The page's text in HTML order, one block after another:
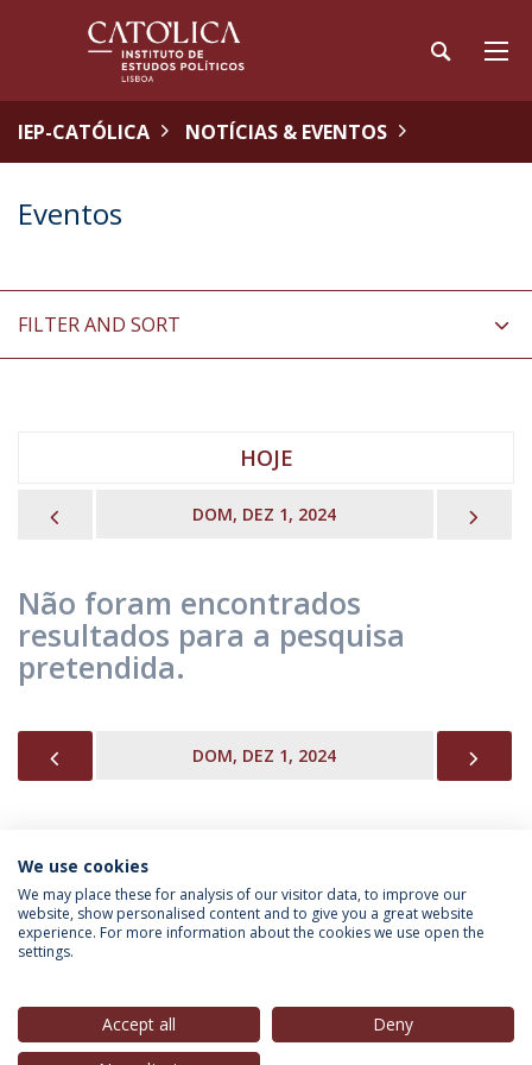
IEP-CATÓLICA NOTÍCIAS & EVENTOS
Eventos
FILTER AND SORT
HOJE
DOM, DEZ 1, 2024
Não foram encontrados
resultados para a pesquisa
pretendida.
DOM, DEZ 1, 2024
INFORMAÇÃO PARA
We use cookies
We may place these for analysis of our visitor data, to improve our
website, show personalised content and to give you a great website
experience. For more information about the cookies we use open the
settings.
Accept all
Deny